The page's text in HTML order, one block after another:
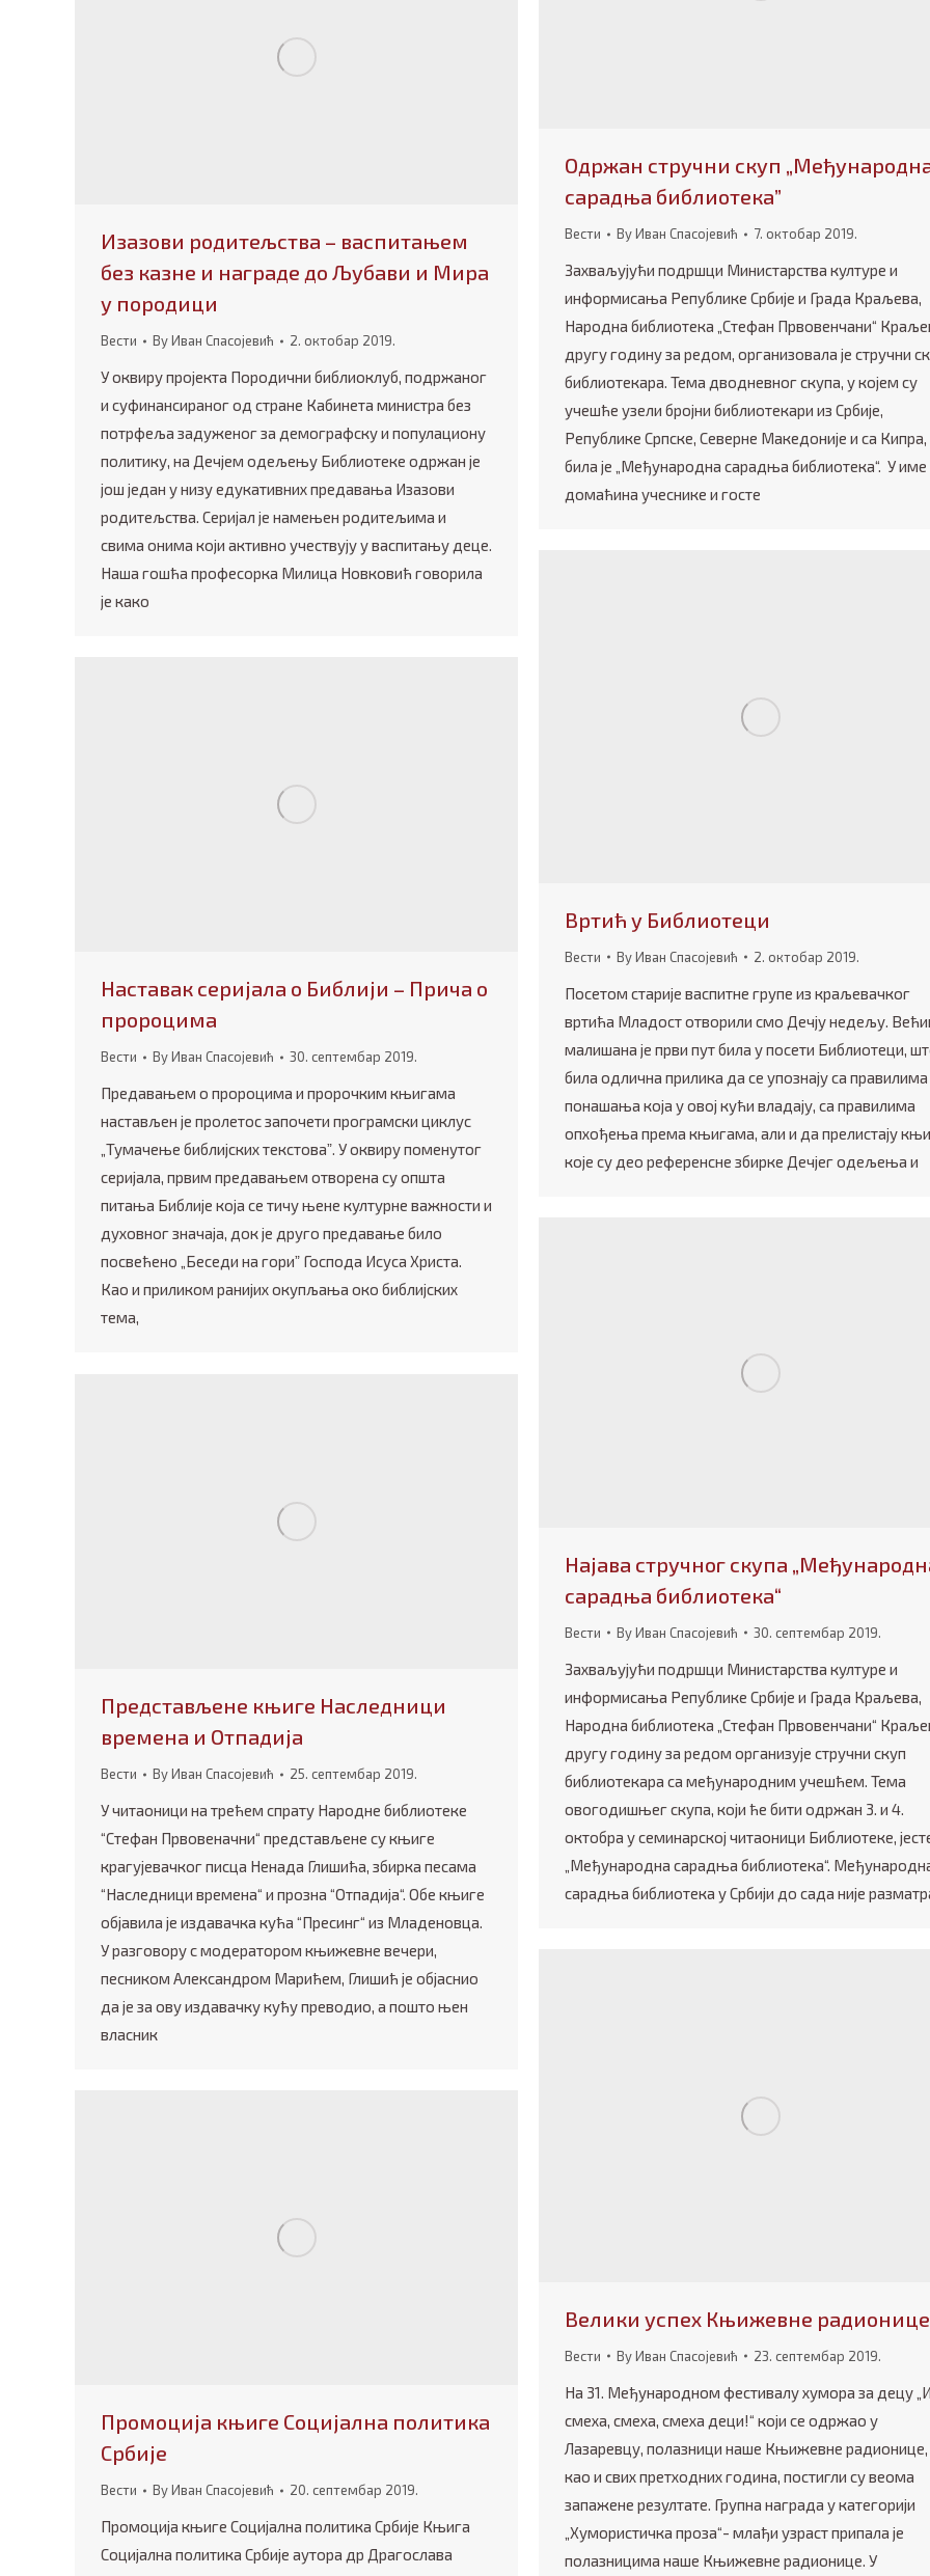
Одржан стручни скуп
сарадња библиотека”
Вести ByИван Спасојевић 7. октобар 2019.
Захваљујући подршци Министарства културе и
информисања Републике Србије и Града Краљева,
Народна библиотека „Стефан Првовенчани“
другу годину за редом, организовала је стручни
библиотекара. Тема дводневног скупа, у којем су
учешће узели бројни библиотекари из Србије,
Републике Српске, Северне Македоније и са Кипра,
била је „Међународна сарадња библиотека“. У име
домаћина учеснике и госте
Изазови родитељства – васпитањем
без казне и награде до Љубави и Мира
у породици
Вести ByИван Спасојевић 2. октобар 2019.
У оквиру пројекта Породични библиоклуб, подржаног
и суфинансираног од стране Кабинета министра без
потрфеља задуженог за демографску и популациону
политику, на Дечјем одељењу Библиотеке одржан је
још један у низу едукативних предавања Изазови
родитељства. Серијал је намењен родитељима и
свима онима који активно учествују у васпитању деце.
Наша гошћа професорка Милица Новковић говорила
је како
Вртић у Библиотеци
Вести ByИван Спасојевић 2. октобар 2019.
Посетом старије васпитне групе из краљевачког
вртића Младост отворили смо Дечју недељу.
малишана је први пут била у посети Библиотеци,
била одлична прилика да се упознају са правилима
понашања која у овој кући владају, са правилима
опхођења према књигама, али и да прелистају
које су део референсне збирке Дечјег одељења и
Наставак серијала о Библији – Прича о
пророцима
Вести ByИван Спасојевић 30. септембар 2019.
Предавањем о пророцима и пророчким књигама
настављен је пролетос започети програмски циклус
„Тумачење библијских текстоваˮ. У оквиру поменутог
серијала, првим предавањем отворена су општа
питања Библије која се тичу њене културне важности и
духовног значаја, док је друго предавање било
посвећено „Беседи на гориˮ Господа Исуса Христа.
Као и приликом ранијих окупљања око библијских
тема,
Најава стручног скупа
сарадња библиотека“
Вести ByИван Спасојевић 30. септембар 2019.
Захваљујући подршци Министарства културе и
информисања Републике Србије и Града Краљева,
Народна библиотека „Стефан Првовенчани“
другу годину за редом организује стручни скуп
библиотекара са међународним учешћем. Тема
овогодишњег скупа, који ће бити одржан 3. и 4.
октобра у семинарској читаоници Библиотеке,
„Међународна сарадња библиотека“.
сарадња библиотека у Србији до сада није
Представљене књиге Наследници
времена и Отпадија
Вести ByИван Спасојевић 25. септембар 2019.
У читаоници на трећем спрату Народне библиотеке
“Стефан Првовеначни“ представљене су књиге
крагујевачког писца Ненада Глишића, збирка песама
“Наследници времена“ и прозна “Отпадија“. Обе књиге
објавила је издавачка кућа “Пресинг“ из Младеновца.
У разговору с модератором књижевне вечери,
песником Александром Марићем, Глишић је објаснио
да је за ову издавачку кућу преводио, а пошто њен
власник
Велики успех Књижевне радионице
Вести ByИван Спасојевић 23. септембар 2019.
На 31. Међународном фестивалу хумора за децу
смеха, смеха, смеха деци!“ који се одржао у
Лазаревцу, полазници наше Књижевне радионице,
као и свих претходних година, постигли су веома
запажене резултате. Групна награда у категорији
„Хумористичка проза“- млађи узраст припала је
полазницима наше Књижевне радионице. У
Промоција књиге Социјална политика
Србије
Вести ByИван Спасојевић 20. септембар 2019.
Промоција књиге Социјална политика Србије Књига
Социјална политика Србије аутора др Драгослава